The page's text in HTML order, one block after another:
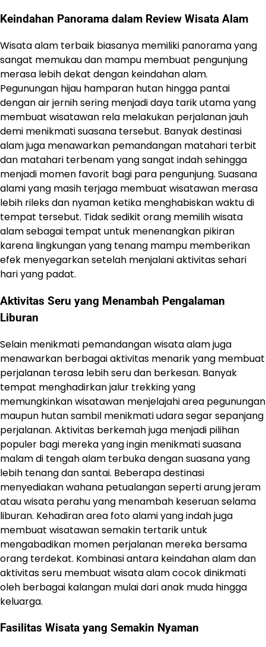
Keindahan Panorama dalam Review Wisata Alam
Wisata alam terbaik biasanya memiliki panorama yang
sangat memukau dan mampu membuat pengunjung
merasa lebih dekat dengan keindahan alam.
Pegunungan hijau hamparan hutan hingga pantai
dengan air jernih sering menjadi daya tarik utama yang
membuat wisatawan rela melakukan perjalanan jauh
demi menikmati suasana tersebut. Banyak destinasi
alam juga menawarkan pemandangan matahari terbit
dan matahari terbenam yang sangat indah sehingga
menjadi momen favorit bagi para pengunjung. Suasana
alami yang masih terjaga membuat wisatawan merasa
lebih rileks dan nyaman ketika menghabiskan waktu di
tempat tersebut. Tidak sedikit orang memilih wisata
alam sebagai tempat untuk menenangkan pikiran
karena lingkungan yang tenang mampu memberikan
efek menyegarkan setelah menjalani aktivitas sehari
hari yang padat.
Aktivitas Seru yang Menambah Pengalaman
Liburan
Selain menikmati pemandangan wisata alam juga
menawarkan berbagai aktivitas menarik yang membuat
perjalanan terasa lebih seru dan berkesan. Banyak
tempat menghadirkan jalur trekking yang
memungkinkan wisatawan menjelajahi area pegunungan
maupun hutan sambil menikmati udara segar sepanjang
perjalanan. Aktivitas berkemah juga menjadi pilihan
populer bagi mereka yang ingin menikmati suasana
malam di tengah alam terbuka dengan suasana yang
lebih tenang dan santai. Beberapa destinasi
menyediakan wahana petualangan seperti arung jeram
atau wisata perahu yang menambah keseruan selama
liburan. Kehadiran area foto alami yang indah juga
membuat wisatawan semakin tertarik untuk
mengabadikan momen perjalanan mereka bersama
orang terdekat. Kombinasi antara keindahan alam dan
aktivitas seru membuat wisata alam cocok dinikmati
oleh berbagai kalangan mulai dari anak muda hingga
keluarga.
Fasilitas Wisata yang Semakin Nyaman